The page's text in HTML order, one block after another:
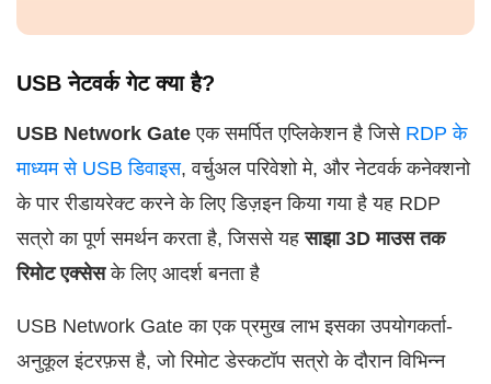
USB नेटवर्क गेट क्या है?
USB Network Gate एक समर्पित एप्लिकेशन है जिसे RDP के
माध्यम से USB डिवाइस, वर्चुअल परिवेशो मे, और नेटवर्क कनेक्शनो
के पार रीडायरेक्ट करने के लिए डिज़इन किया गया है यह RDP
सत्रो का पूर्ण समर्थन करता है, जिससे यहसाझा 3D माउस तक
रिमोट एक्सेसके लिए आदर्श बनता है
USB Network Gate का एक प्रमुख लाभ इसका उपयोगकर्ता-
अनुकूल इंटरफ़स है, जो रिमोट डेस्कटॉप सत्रो के दौरान विभिन्न